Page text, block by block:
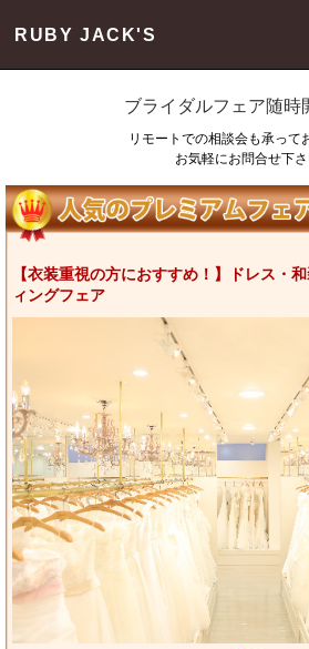
RUBY JACK'S
ブライダルフェア随時
リモートでの相談会も承って
お気軽にお問合せ下
【衣装重視の方におすすめ！】ドレス・
ィングフェア